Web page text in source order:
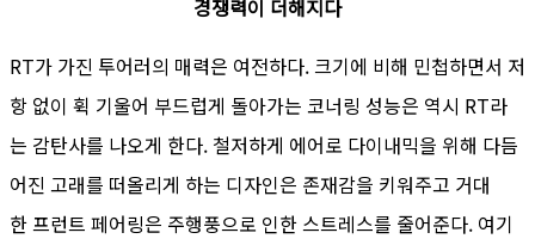
경쟁력이 더해지다
RT가 가진 투어러의 매력은 여전하다. 크기에 비해 민첩하면서 저
항 없이 휙 기울어 부드럽게 돌아가는 코너링 성능은 역시 RT라
는 감탄사를 나오게 한다. 철저하게 에어로 다이내믹을 위해 다듬
어진 고래를 떠올리게 하는 디자인은 존재감을 키워주고 거대
한 프런트 페어링은 주행풍으로 인한 스트레스를 줄어준다. 여기